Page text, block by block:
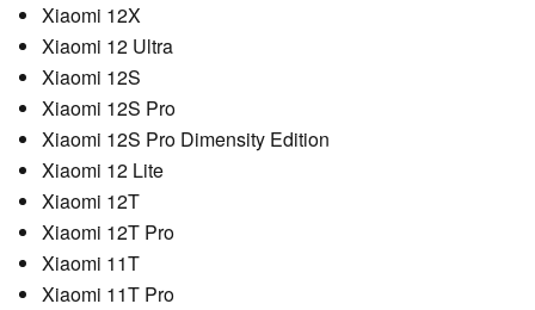
Xiaomi 12X
Xiaomi 12 Ultra
Xiaomi 12S
Xiaomi 12S Pro
Xiaomi 12S Pro Dimensity Edition
Xiaomi 12 Lite
Xiaomi 12T
Xiaomi 12T Pro
Xiaomi 11T
Xiaomi 11T Pro